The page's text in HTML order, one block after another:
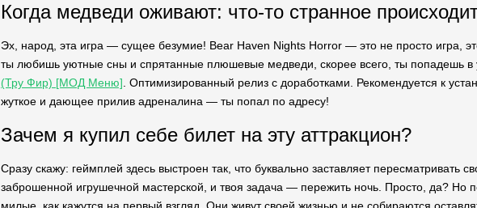
Когда медведи оживают: что-то странное
Эх, народ, эта игра — сущее безумие! Bear Haven Nights Horror — это не просто игра,
ты любишь уютные сны и спрятанные плюшевые медведи, скорее всего, ты попадешь
(Тру Фир) [МОД Меню] . Оптимизированный релиз с доработками. Рекомендуется к
жуткое и дающее прилив адреналина — ты попал по адресу!
Зачем я купил себе билет на эту аттракцион?
Сразу скажу: геймплей здесь выстроен так, что буквально заставляет
заброшенной игрушечной мастерской, и твоя задача — пережить ночь. Просто, да? Но